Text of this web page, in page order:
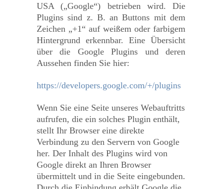
USA („Google“) betrieben wird. Die
Plugins sind z. B. an Buttons mit dem
Zeichen „+1“ auf weißem oder farbigem
Hintergrund erkennbar. Eine Übersicht
über die Google Plugins und deren
Aussehen finden Sie hier:
https://developers.google.com/+/plugins
Wenn Sie eine Seite unseres Webauftritts
aufrufen, die ein solches Plugin enthält,
stellt Ihr Browser eine direkte
Verbindung zu den Servern von Google
her. Der Inhalt des Plugins wird von
Google direkt an Ihren Browser
übermittelt und in die Seite eingebunden.